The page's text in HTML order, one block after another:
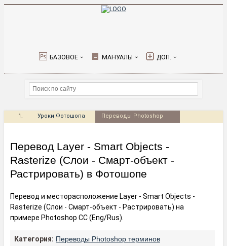
БАЗОВОЕ › МАНУАЛЫ › ›
Уроки Фотошопа
Переводы Photoshop
Перевод Layer - Smart Objects -
Rasterize (Слои - Смарт-объект -
Растрировать) в Фотошопе
Перевод и месторасположение Layer - Smart Objects -
Rasterize (Слои - Смарт-объект - Растрировать) на
примере Photoshop CC (Eng/Rus).
Категория: Переводы Photoshop терминов